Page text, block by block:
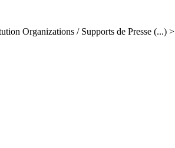
Organizations / Supports de Presse (...) >